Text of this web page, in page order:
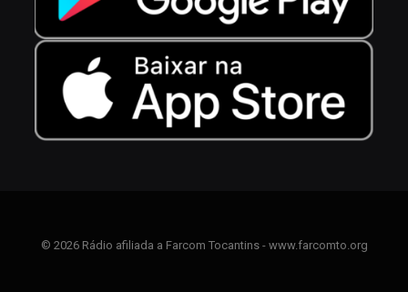
© 2026 Rádio afiliada a Farcom Tocantins - www.farcomto.org